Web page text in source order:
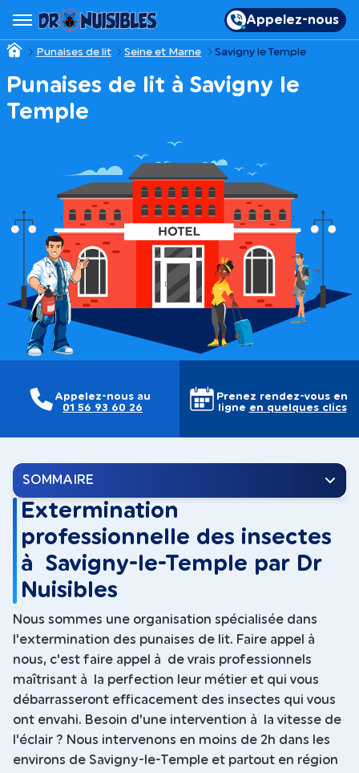
Appelez-nous
Punaises de lit Seine et Marne Savigny le Temple
Punaises de lit à Savigny le
Temple
Appelez-nous au
01 56 93 60 26
Prenez rendez-vous en
ligne en quelques clics
SOMMAIRE
Extermination
professionnelle des insectes
à Savigny-le-Temple par Dr
Nuisibles
Nous sommes une organisation spécialisée dans
l'extermination des punaises de lit. Faire appel à
nous, c'est faire appel à de vrais professionnels
maîtrisant à la perfection leur métier et qui vous
débarrasseront efficacement des insectes qui vous
ont envahi. Besoin d'une intervention à la vitesse de
l'éclair ? Nous intervenons en moins de 2h dans les
environs de Savigny-le-Temple et partout en région